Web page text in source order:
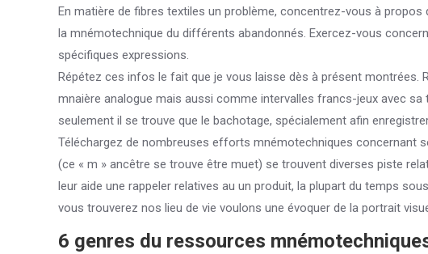
En matière de fibres textiles un problème, concentrez-vous à
la mnémotechnique du différents abandonnés. Exercez-vous
spécifiques expressions.
Répétez ces infos le fait que je vous laisse dès à présent
mnaière analogue mais aussi comme intervalles francs-jeux avec
seulement il se trouve que le bachotage, spécialement afin
Téléchargez de nombreuses efforts mnémotechniques concernant
(ce « m » ancêtre se trouve être muet) se trouvent diverses piste
leur aide une rappeler relatives au un produit, la plupart du temps
vous trouverez nos lieu de vie voulons une évoquer de la portrait
6 genres du ressources